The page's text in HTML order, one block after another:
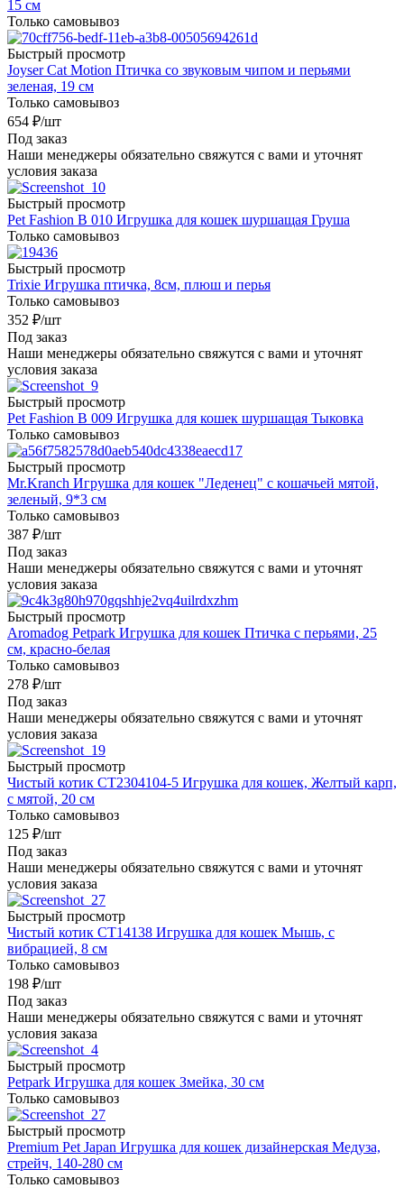
15 см
Только самовывоз
Быстрый просмотр
Joyser Cat Motion Птичка со звуковым чипом и перьями
зеленая, 19 см
Только самовывоз
654 ₽/шт
Под заказ
Наши менеджеры обязательно свяжутся с вами и уточнят
условия заказа
Быстрый просмотр
Pet Fashion В 010 Игрушка для кошек шуршащая Груша
Только самовывоз
Быстрый просмотр
Trixie Игрушка птичка, 8см, плюш и перья
Только самовывоз
352 ₽/шт
Под заказ
Наши менеджеры обязательно свяжутся с вами и уточнят
условия заказа
Быстрый просмотр
Pet Fashion В 009 Игрушка для кошек шуршащая Тыковка
Только самовывоз
Быстрый просмотр
Mr.Kranch Игрушка для кошек "Леденец" с кошачьей мятой,
зеленый, 9*3 см
Только самовывоз
387 ₽/шт
Под заказ
Наши менеджеры обязательно свяжутся с вами и уточнят
условия заказа
Быстрый просмотр
Aromadog Petpark Игрушка для кошек Птичка с перьями, 25
см, красно-белая
Только самовывоз
278 ₽/шт
Под заказ
Наши менеджеры обязательно свяжутся с вами и уточнят
условия заказа
Быстрый просмотр
Чистый котик CT2304104-5 Игрушка для кошек, Желтый карп,
с мятой, 20 см
Только самовывоз
125 ₽/шт
Под заказ
Наши менеджеры обязательно свяжутся с вами и уточнят
условия заказа
Быстрый просмотр
Чистый котик CT14138 Игрушка для кошек Мышь, с
вибрацией, 8 см
Только самовывоз
198 ₽/шт
Под заказ
Наши менеджеры обязательно свяжутся с вами и уточнят
условия заказа
Быстрый просмотр
Petpark Игрушка для кошек Змейка, 30 см
Только самовывоз
Быстрый просмотр
Premium Pet Japan Игрушка для кошек дизайнерская Медуза,
стрейч, 140-280 см
Только самовывоз